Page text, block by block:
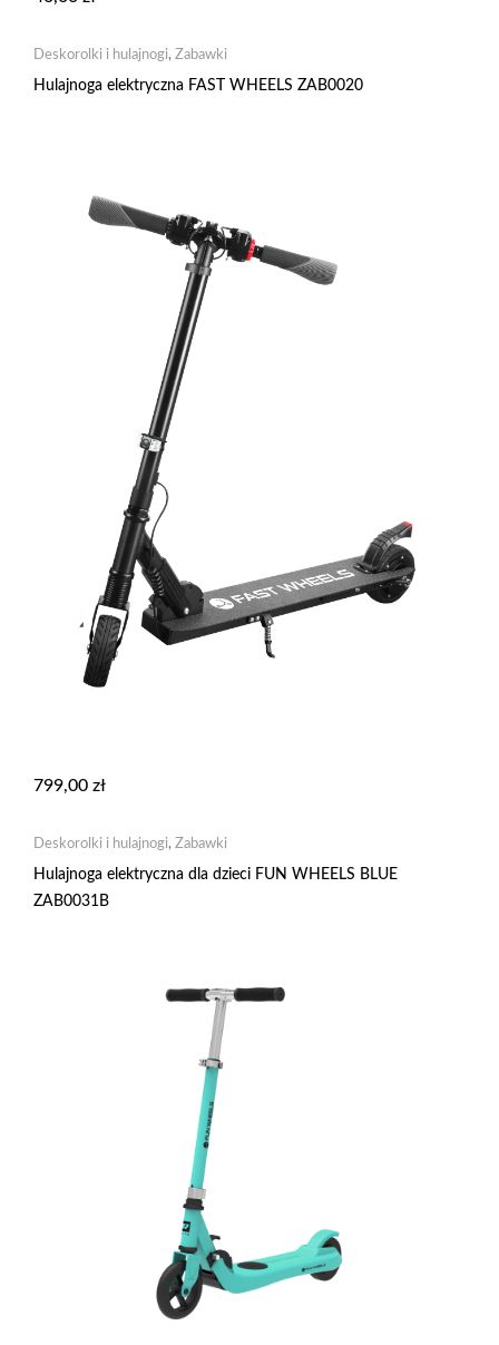
Deskorolki i hulajnogi, Zabawki
Hulajnoga elektryczna FAST WHEELS ZAB0020
799,00 zł
Deskorolki i hulajnogi, Zabawki
Hulajnoga elektryczna dla dzieci FUN WHEELS BLUE
ZAB0031B